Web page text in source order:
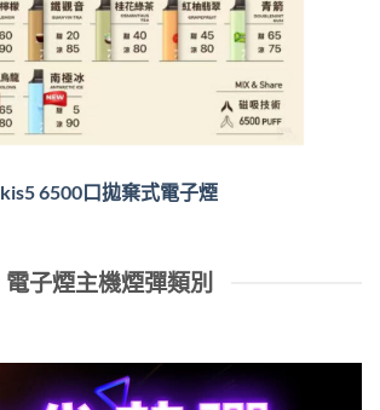
kis5 6500口拋棄式電子煙
電子煙主機煙彈類別